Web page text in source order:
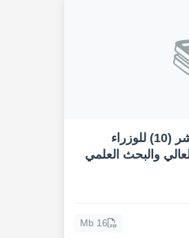
كتاب وقائع المؤتمر العاشر (10) للوزراء
والبحث العلمي
16 Mb